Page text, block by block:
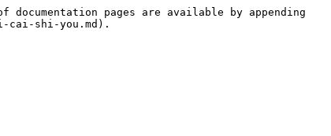
pages are available by appending
cai-shi-you.md).